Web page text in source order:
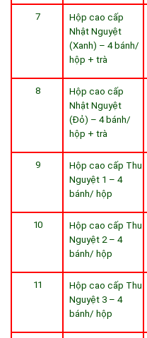
7
Hộp cao cấp
Nhật Nguyệt
(Xanh) – 4 bánh/
hộp + trà
8
Hộp cao cấp
Nhật Nguyệt
(Đỏ) – 4 bánh/
hộp + trà
9
Hộp cao cấp Thu
Nguyệt 1 – 4
bánh/ hộp
10
Hộp cao cấp Thu
Nguyệt 2 – 4
bánh/ hộp
11
Hộp cao cấp Thu
Nguyệt 3 – 4
bánh/ hộp